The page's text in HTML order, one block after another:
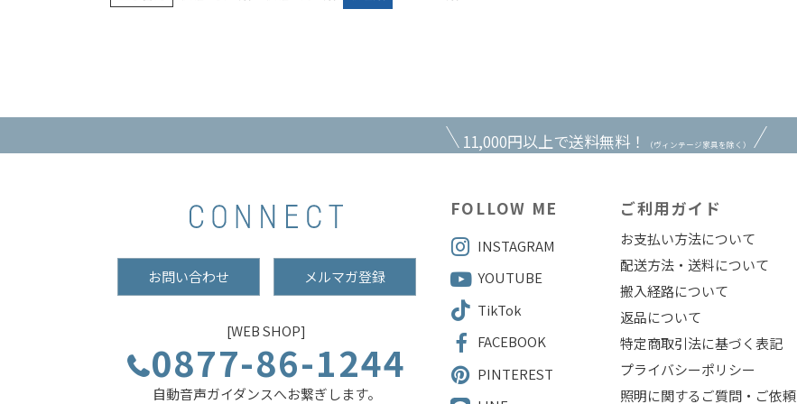
11,000円以上で送料無料！ （ヴィンテージ家具を除く）
お問い合わせ メルマガ登録
[WEB SHOP]
0877-86-1244
自動音声ガイダンスへお繋ぎします。
FOLLOW ME
INSTAGRAM
YOUTUBE
TikTok
FACEBOOK
PINTEREST
ご利用ガイド
お支払い方法について
配送方法・送料について
搬入経路について
返品について
特定商取引法に基づく表記
プライバシーポリシー
照明に関するご質問・ご依頼